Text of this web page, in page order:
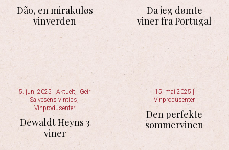
Dão, en mirakuløs
vinverden
Da jeg dømte
viner fra Portugal
5. juni 2025 | Aktuelt
Geir
Salvesens vintips
Vinprodusenter
Dewaldt Heyns 3
viner
15. mai 2025 |
Vinprodusenter
Den perfekte
sommervinen